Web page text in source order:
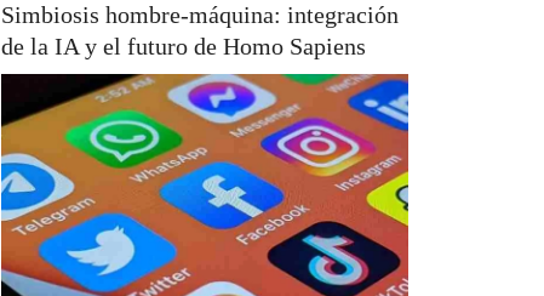
Simbiosis hombre-máquina: integración
de la IA y el futuro de Homo Sapiens